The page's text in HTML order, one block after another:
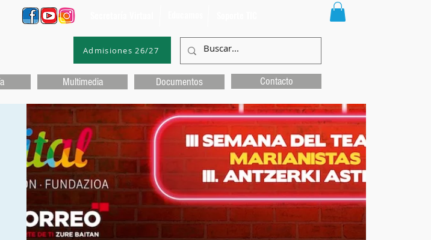
Admisiones 26/27
Multimedia Documentos Contacto